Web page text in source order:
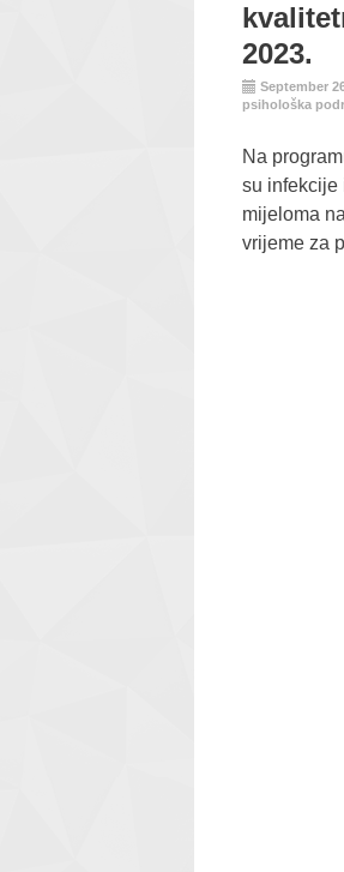
2023.
September
psihološka
Na
su infekcije
mijeloma
vrijeme za